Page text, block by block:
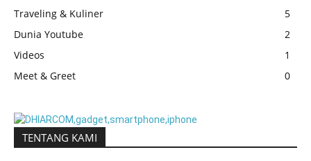
Traveling & Kuliner
5
Dunia Youtube
2
Videos
1
Meet & Greet
0
TENTANG KAMI